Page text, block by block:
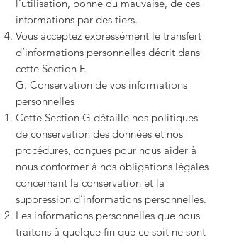
l’utilisation, bonne ou mauvaise, de ces
informations par des tiers.
Vous acceptez expressément le transfert
d’informations personnelles décrit dans
cette Section F.
G. Conservation de vos informations
personnelles
Cette Section G détaille nos politiques
de conservation des données et nos
procédures, conçues pour nous aider à
nous conformer à nos obligations légales
concernant la conservation et la
suppression d’informations personnelles.
Les informations personnelles que nous
traitons à quelque fin que ce soit ne sont